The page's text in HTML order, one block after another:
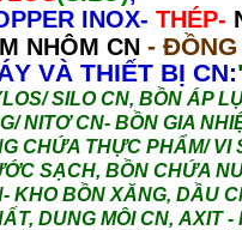
INOX- THÉP-
NHÔM CN - ĐỒNG
VÀ THIẾT BỊ CN:
SILO CN, BỒN ÁP
NITƠ CN- BỒN GIA
CHỨA THỰC PHẨM/ VI
SẠCH, BỒN CHỨA
KHO BỒN XĂNG, DẦU
DUNG MÔI CN, AXIT -